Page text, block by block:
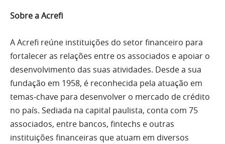
Sobre a Acrefi
A Acrefi reúne instituições do setor financeiro para
fortalecer as relações entre os associados e apoiar o
desenvolvimento das suas atividades. Desde a sua
fundação em 1958, é reconhecida pela atuação em
temas-chave para desenvolver o mercado de crédito
no país. Sediada na capital paulista, conta com 75
associados, entre bancos, fintechs e outras
instituições financeiras que atuam em diversos